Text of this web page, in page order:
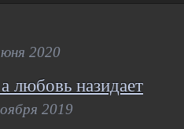
2020
любовь назидает
2019